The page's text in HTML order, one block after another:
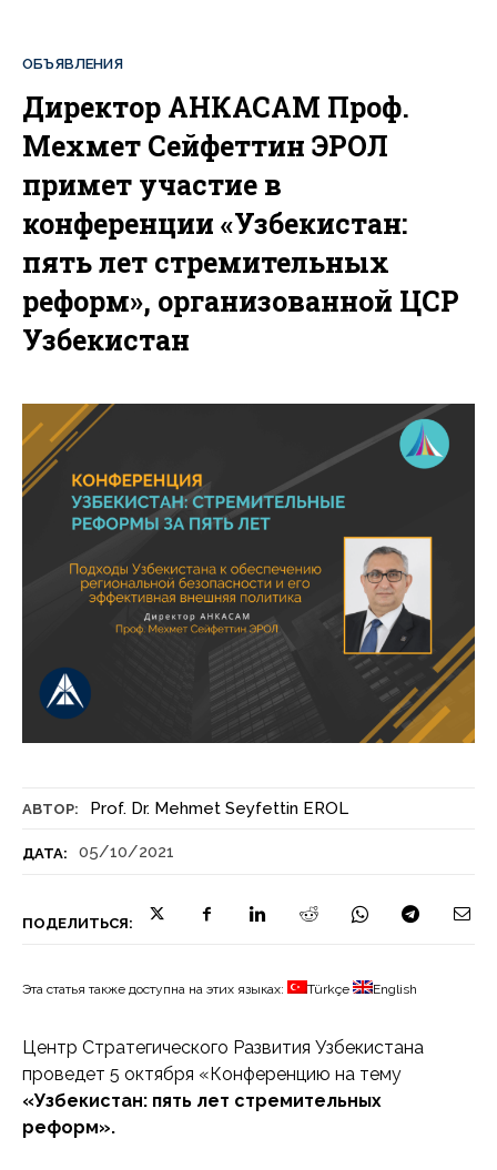
АВТОР: Prof. Dr. Mehmet Seyfettin EROL
ДАТА: 05/10/2021
ПОДЕЛИТЬСЯ:
ОБЪЯВЛЕНИЯ
Директор АНКАСАМ Проф.
Мехмет Сейфеттин ЭРОЛ
примет участие в
конференции «Узбекистан:
пять лет стремительных
реформ», организованной ЦСР
Узбекистан
Эта статья также доступна на этих языках: Türkçe English
Центр Стратегического Развития Узбекистана
проведет 5 октября «Конференцию на тему
«Узбекистан: пять лет стремительных
реформ».